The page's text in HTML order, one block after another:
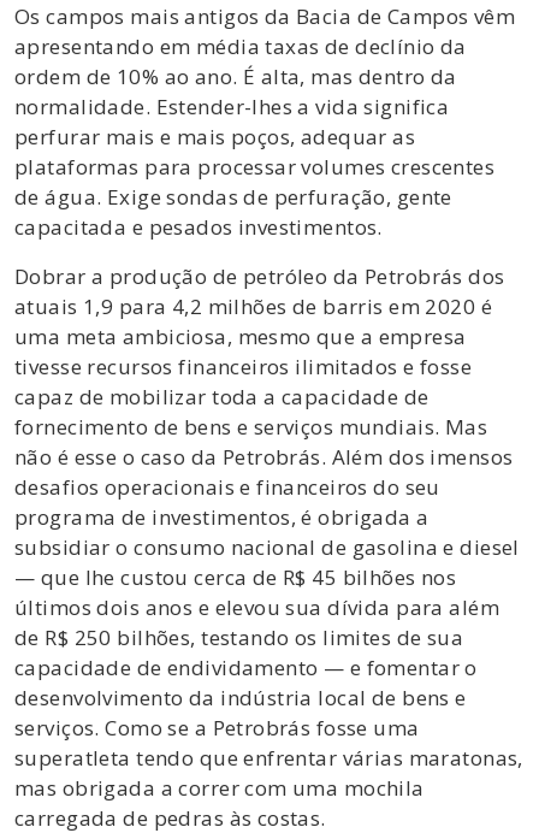
Os campos mais antigos da Bacia de Campos vêm
apresentando em média taxas de declínio da
ordem de 10% ao ano. É alta, mas dentro da
normalidade. Estender-lhes a vida significa
perfurar mais e mais poços, adequar as
plataformas para processar volumes crescentes
de água. Exige sondas de perfuração, gente
capacitada e pesados investimentos.
Dobrar a produção de petróleo da Petrobrás dos
atuais 1,9 para 4,2 milhões de barris em 2020 é
uma meta ambiciosa, mesmo que a empresa
tivesse recursos financeiros ilimitados e fosse
capaz de mobilizar toda a capacidade de
fornecimento de bens e serviços mundiais. Mas
não é esse o caso da Petrobrás. Além dos imensos
desafios operacionais e financeiros do seu
programa de investimentos, é obrigada a
subsidiar o consumo nacional de gasolina e diesel
— que lhe custou cerca de R$ 45 bilhões nos
últimos dois anos e elevou sua dívida para além
de R$ 250 bilhões, testando os limites de sua
capacidade de endividamento — e fomentar o
desenvolvimento da indústria local de bens e
serviços. Como se a Petrobrás fosse uma
superatleta tendo que enfrentar várias maratonas,
mas obrigada a correr com uma mochila
carregada de pedras às costas.